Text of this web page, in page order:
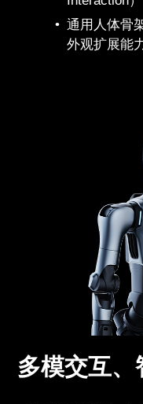
通用人体骨
外观扩展能
多模交互、